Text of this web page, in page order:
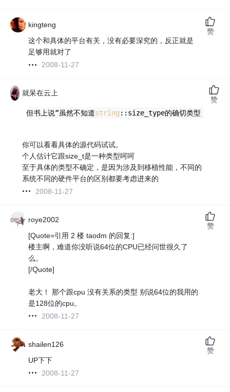
kingteng
这个和具体的平台有关，没有必要深究的，反正就是
足够用就对了
2008-11-27
赞
就呆在云上
但书上说“虽然不知道string ::size_type的确切类型，但知道
你可以看看具体的源代码试试。
个人估计它跟size_t是一种类型呵呵
至于具体的类型不确定，是因为涉及到移植性能，不同的
系统不同的硬件平台的区别都要考虑进来的
2008-11-27
赞
roye2002
[Quote=引用 2 楼 taodm 的回复:]
楼主啊，难道你没听说64位的CPU已经问世很久了
么。
[/Quote]
老大！ 那个跟cpu 没有关系的类型 别说64位的我用的
是128位的cpu。
2008-11-27
赞
shailen126
UP下下
2008-11-27
赞